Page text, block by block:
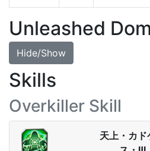
Unleashed
Hide/Show
Skills
Overkiller Skill
天上・カド